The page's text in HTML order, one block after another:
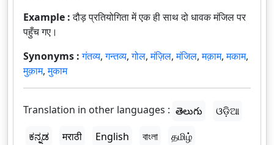
Example :दौड़ प्रतियोगिता में एक ही साथ दो धावक मंजिल पर
पहुँच गए।
Synonyms :गंतव्य,गन्तव्य,गोल,मंज़िल,मंजिल,मक़ाम,मकाम,
मुक़ाम,मुकाम
Translation in other languages : తెలుగు
ଓଡ଼ିଆ
ಕನ್ನಡ
मराठी English বাংলা
தமிழ்